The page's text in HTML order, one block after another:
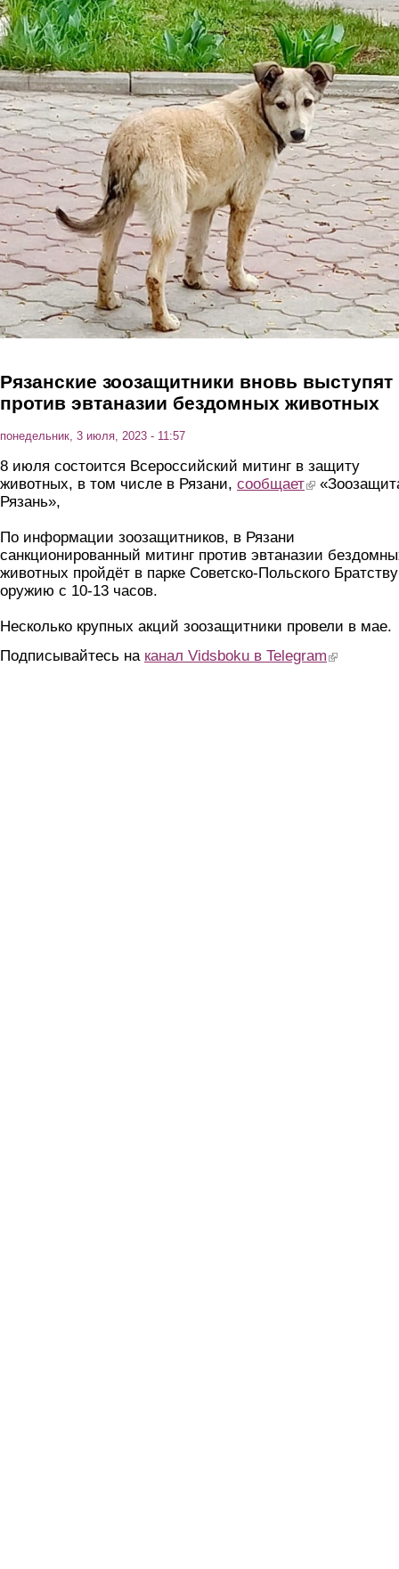
Перейти к основному содержанию
Рязанские зоозащитники вновь выступят
против эвтаназии бездомных животных
понедельник, 3 июля, 2023 - 11:57
8 июля состоится Всероссийский митинг в защиту
животных, в том числе в Рязани, сообщает(link is external)
Рязань»,
По информации зоозащитников, в Рязани
санкционированный митинг против эвтаназии
животных пройдёт в парке Советско-Польского
оружию с 10-13 часов.
Несколько крупных акций зоозащитники провели в мае.
Подписывайтесь на канал Vidsboku в Telegram (link is